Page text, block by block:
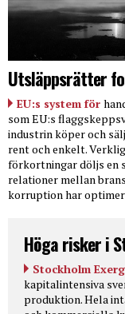
Utsläppsrätter
EU:s system för
som EU:s
industrin köper och
rent och enkelt.
förkortningar döljs en
relationer mellan
korruption har
Höga risker i
Stockholm
kapitalintensiva
produktion. Hela